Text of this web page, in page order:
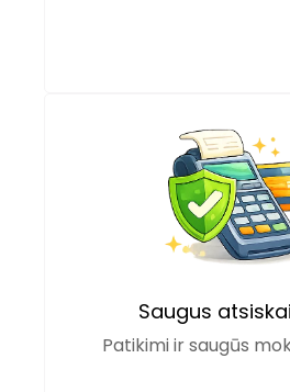
Saugus
Patikimi ir saugūs